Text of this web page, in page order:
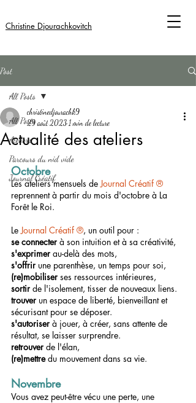
Christine Djourachkovitch
Post
All Posts
Ateliers
Parcours du nid vide
Journal Créatif
All Posts
Actualité des ateliers
christinedjourachk9
29 août 2023 1 min de lecture
Octobre
Les ateliers mensuels de Journal Créatif ®
reprennent à partir du mois d'octobre à La
Forêt le Roi.
Le Journal Créatif ®, un outil pour :
se connecter à son intuition et à sa créativité,
s'exprimer au-delà des mots,
s'offrir une parenthèse, un temps pour soi,
(re)mobiliser ses ressources intérieures,
sortir de l'isolement, tisser de nouveaux liens.
trouver un espace de liberté, bienveillant et
sécurisant pour se déposer.
s'autoriser à jouer, à créer, sans attente de
résultat, se laisser surprendre.
retrouver de l'élan,
(re)mettre du mouvement dans sa vie.
Novembre
Vous avez peut-être vécu une perte, une